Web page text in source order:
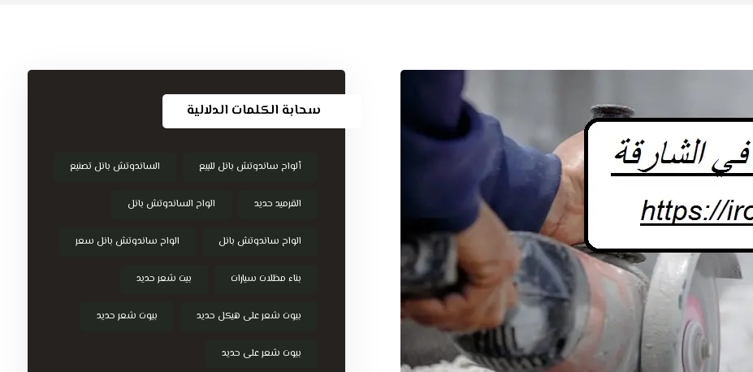
سحابة الكلمات الدلالية
ألواح ساندوتش بانل للبيع الساندوتش بانل تصنيع
القرميد حديد الواح الساندوتش بانل
الواح ساندوتش بانل الواح ساندوتش بانل سعر
بناء مظلات سيارات بيت شعر حديد
بيوت شعر على هيكل حديد بيوت شعر حديد
بيوت شعر على حديد